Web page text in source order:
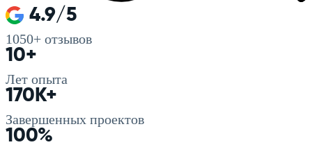
4.9/5
1050+ отзывов
10+
Лет опыта
170K+
Завершенных проектов
100%